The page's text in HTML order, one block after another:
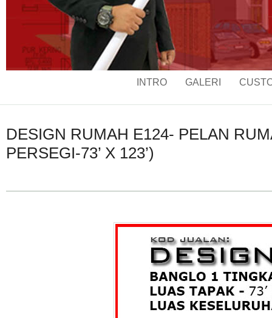
INTRO GALERI
DESIGN RUMAH E124- PELAN
PERSEGI-73’ X 123’)